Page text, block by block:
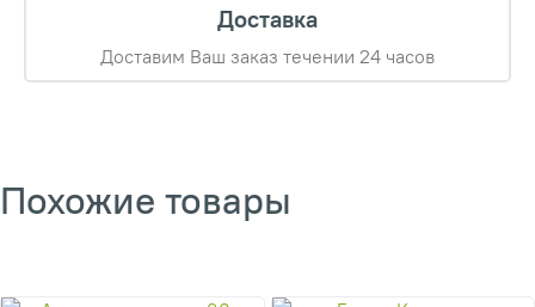
Доставка
Доставим Ваш заказ течении 24 часов
Похожие товары